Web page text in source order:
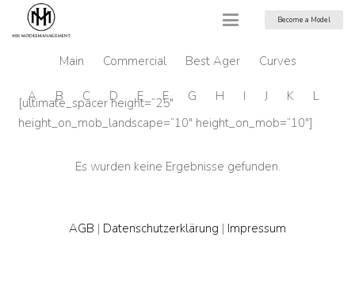
Become a Model
Main Commercial Best Ager Curves
A B C D E F G H I J K L
[ultimate_spacer height=“25″
height_on_mob_landscape=“10″ height_on_mob=“10″]
Es wurden keine Ergebnisse gefunden.
AGB | Datenschutzerklärung | Impressum